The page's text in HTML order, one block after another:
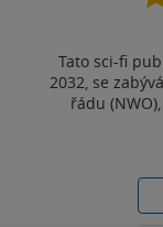
Tato sci-fi
2032, se
řádu